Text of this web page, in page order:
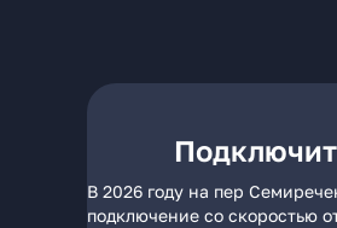
В 2026 году на пер
подключение со скоростью